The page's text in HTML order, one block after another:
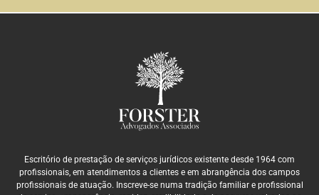
Escritório de prestação de serviços jurídicos existente desde 1964 com
profissionais, em atendimentos a clientes e em abrangência dos campos
profissionais de atuação. Inscreve-se numa tradição familiar e profissional